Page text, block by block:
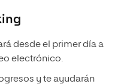
desde el primer día a
electrónico.
y te ayudarán